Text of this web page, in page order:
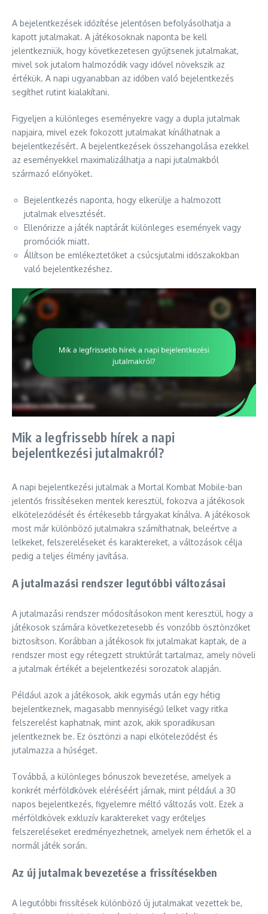
A bejelentkezések időzítése jelentősen befolyásolhatja a
kapott jutalmakat. A játékosoknak naponta be kell
jelentkezniük, hogy következetesen gyűjtsenek jutalmakat,
mivel sok jutalom halmozódik vagy idővel növekszik az
értékük. A napi ugyanabban az időben való bejelentkezés
segíthet rutint kialakítani.
Figyeljen a különleges eseményekre vagy a dupla jutalmak
napjaira, mivel ezek fokozott jutalmakat kínálhatnak a
bejelentkezésért. A bejelentkezések összehangolása ezekkel
az eseményekkel maximalizálhatja a napi jutalmakból
származó előnyöket.
Bejelentkezés naponta, hogy elkerülje a halmozott
jutalmak elvesztését.
Ellenőrizze a játék naptárát különleges események vagy
promóciók miatt.
Állítson be emlékeztetőket a csúcsjutalmi időszakokban
való bejelentkezéshez.
Mik a legfrissebb hírek a napi
bejelentkezési jutalmakról?
A napi bejelentkezési jutalmak a Mortal Kombat Mobile-ban
jelentős frissítéseken mentek keresztül, fokozva a játékosok
elköteleződését és értékesebb tárgyakat kínálva. A játékosok
most már különböző jutalmakra számíthatnak, beleértve a
lelkeket, felszereléseket és karaktereket, a változások célja
pedig a teljes élmény javítása.
A jutalmazási rendszer legutóbbi változásai
A jutalmazási rendszer módosításokon ment keresztül, hogy a
játékosok számára következetesebb és vonzóbb ösztönzőket
biztosítson. Korábban a játékosok fix jutalmakat kaptak, de a
rendszer most egy rétegzett struktúrát tartalmaz, amely növeli
a jutalmak értékét a bejelentkezési sorozatok alapján.
Például azok a játékosok, akik egymás után egy hétig
bejelentkeznek, magasabb mennyiségű lelket vagy ritka
felszerelést kaphatnak, mint azok, akik sporadikusan
jelentkeznek be. Ez ösztönzi a napi elköteleződést és
jutalmazza a hűséget.
Továbbá, a különleges bónuszok bevezetése, amelyek a
konkrét mérföldkövek eléréséért járnak, mint például a 30
napos bejelentkezés, figyelemre méltó változás volt. Ezek a
mérföldkövek exkluzív karaktereket vagy erőteljes
felszereléseket eredményezhetnek, amelyek nem érhetők el a
normál játék során.
Az új jutalmak bevezetése a frissítésekben
A legutóbbi frissítések különböző új jutalmakat vezettek be,